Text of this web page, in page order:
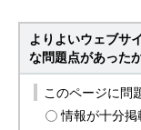
よりよいウェブサ
な問題点があった
このページに問
情報が十分掲